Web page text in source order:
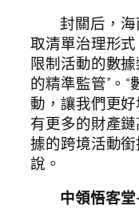
封關后，
取清單治理形
限制活動的數
的精準監管”。
動，讓我們更
有更多的財產
據的跨境活動
說。
中領悟客